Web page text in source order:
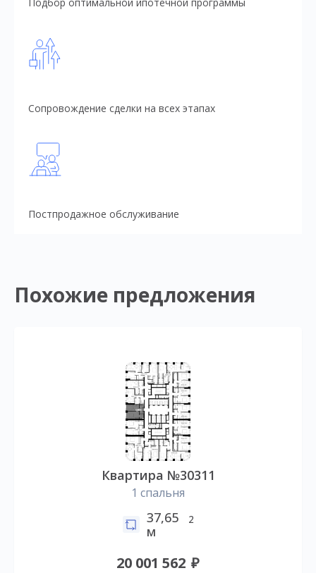
Сопровождение сделки на всех этапах
Постпродажное обслуживание
Похожие предложения
Квартира №30311
1 спальня
37,65
м
2
20 001 562